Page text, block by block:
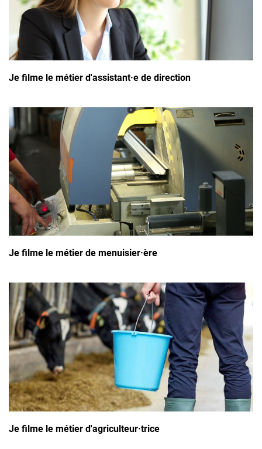
Je filme le métier d'assistant·e de direction
Je filme le métier de menuisier·ère
Je filme le métier d'agriculteur·trice